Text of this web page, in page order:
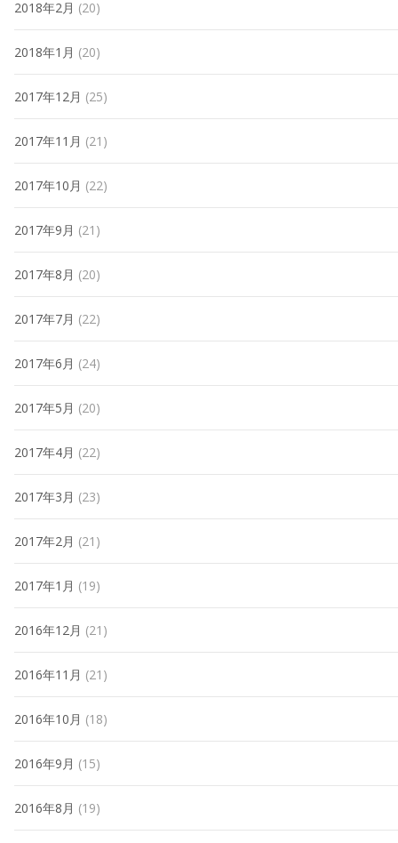
2018年2月 (20)
2018年1月 (20)
2017年12月 (25)
2017年11月 (21)
2017年10月 (22)
2017年9月 (21)
2017年8月 (20)
2017年7月 (22)
2017年6月 (24)
2017年5月 (20)
2017年4月 (22)
2017年3月 (23)
2017年2月 (21)
2017年1月 (19)
2016年12月 (21)
2016年11月 (21)
2016年10月 (18)
2016年9月 (15)
2016年8月 (19)